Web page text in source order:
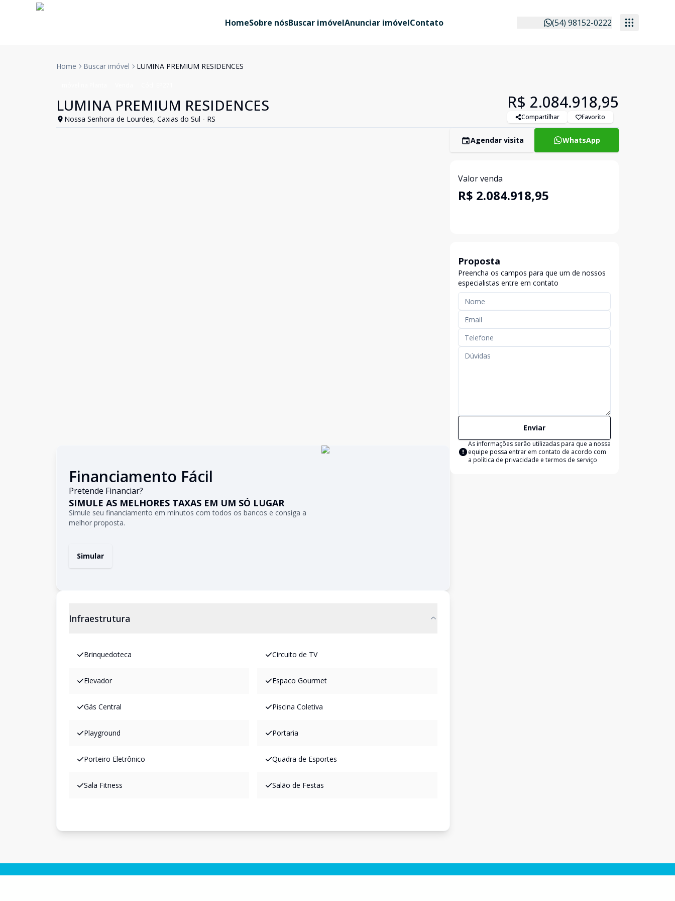
HomeSobre nósBuscar imóvelAnunciar imóvelContato (54) 98152-0222
Home Buscar imóvel LUMINA PREMIUM RESIDENCES
LUMINA PREMIUM RESIDENCES
Nossa Senhora de Lourdes, Caxias do Sul - RS
R$ 2.084.918,95
Compartilhar Favorito
Financiamento Fácil
Pretende Financiar?
SIMULE AS MELHORES TAXAS EM UM SÓ LUGAR
Simule seu financiamento em minutos com todos os bancos e consiga a
melhor proposta.
Simular
Infraestrutura
Brinquedoteca Circuito de TV
Elevador Espaco Gourmet
Gás Central Piscina Coletiva
Playground Portaria
Porteiro Eletrônico Quadra de Esportes
Sala Fitness Salão de Festas
Agendar visita WhatsApp
Valor venda
R$ 2.084.918,95
Proposta
Preencha os campos para que um de nossos
especialistas entre em contato
Enviar
As informações serão utilizadas para que a nossa
equipe possa entrar em contato de acordo com
a política de privacidade e termos de serviço